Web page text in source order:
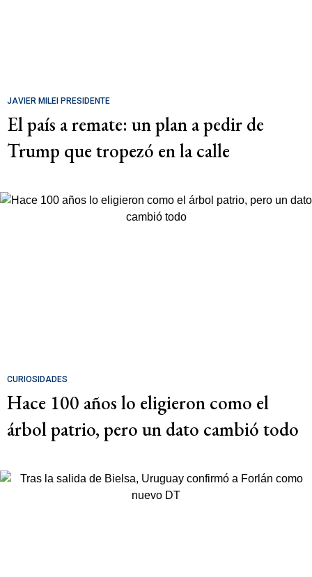
JAVIER MILEI PRESIDENTE
El país a remate: un plan a pedir de
Trump que tropezó en la calle
CURIOSIDADES
Hace 100 años lo eligieron como el
árbol patrio, pero un dato cambió todo